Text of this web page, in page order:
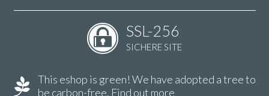
SSL-256
SICHERE SITE
This eshop is green! We have adopted a tree to
be carbon-free. Find out more